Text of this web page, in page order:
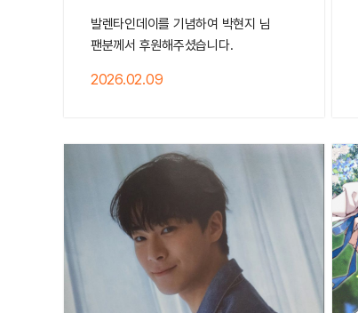
발렌타인데이를 기념하여 박현지 님
팬분께서 후원해주셨습니다.
2026.02.09